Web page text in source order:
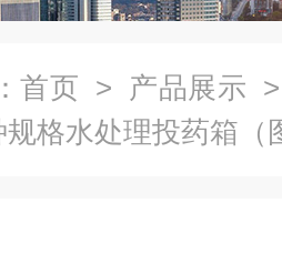
首页 > 产品展示
格水处理投药箱（